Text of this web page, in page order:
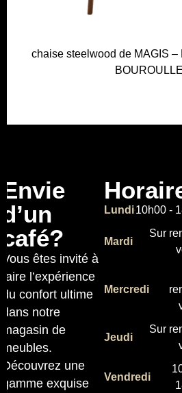
chaise steelwood de MAGIS –
Envie
d’un
café?
Vous êtes invité à
faire l’expérience
du confort ultime
dans notre
magasin de
meubles.
Découvrez une
gamme exquise
Lundi10h00 -
Mardi
Sur
Mercredi
Jeudi
Sur
Vendredi